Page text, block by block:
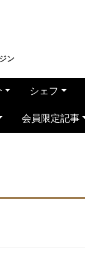
ン
シェフ
会員限定記事